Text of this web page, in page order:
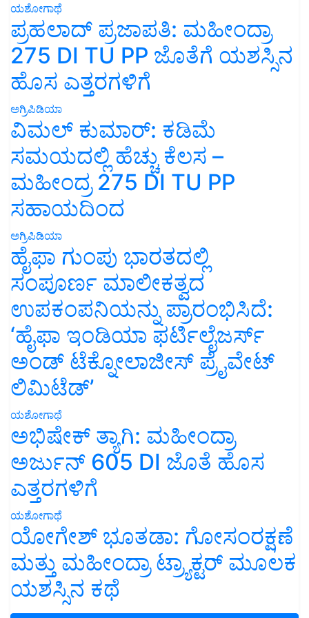
ಯಶೋಗಾಥೆ
ಪ್ರಹಲಾದ್ ಪ್ರಜಾಪತಿ: ಮಹೀಂದ್ರಾ
275 DI TU PP ಜೊತೆಗೆ ಯಶಸ್ಸಿನ
ಹೊಸ ಎತ್ತರಗಳಿಗೆ
ಅಗ್ರಿಪಿಡಿಯಾ
ವಿಮಲ್ ಕುಮಾರ್: ಕಡಿಮೆ
ಸಮಯದಲ್ಲಿ ಹೆಚ್ಚು ಕೆಲಸ –
ಮಹೀಂದ್ರ 275 DI TU PP
ಸಹಾಯದಿಂದ
ಅಗ್ರಿಪಿಡಿಯಾ
ಹೈಫಾ ಗುಂಪು ಭಾರತದಲ್ಲಿ
ಸಂಪೂರ್ಣ ಮಾಲೀಕತ್ವದ
ಉಪಕಂಪನಿಯನ್ನು ಪ್ರಾರಂಭಿಸಿದೆ:
‘ಹೈಫಾ ಇಂಡಿಯಾ ಫರ್ಟಿಲೈಜರ್ಸ್
ಅಂಡ್ ಟೆಕ್ನೋಲಾಜೀಸ್ ಪ್ರೈವೇಟ್
ಲಿಮಿಟೆಡ್’
ಯಶೋಗಾಥೆ
ಅಭಿಷೇಕ್ ತ್ಯಾಗಿ: ಮಹೀಂದ್ರಾ
ಅರ್ಜುನ್ 605 DI ಜೊತೆ ಹೊಸ
ಎತ್ತರಗಳಿಗೆ
ಯಶೋಗಾಥೆ
ಯೋಗೇಶ್ ಭೂತಡಾ: ಗೋಸಂರಕ್ಷಣೆ
ಮತ್ತು ಮಹೀಂದ್ರಾ ಟ್ರ್ಯಾಕ್ಟರ್ ಮೂಲಕ
ಯಶಸ್ಸಿನ ಕಥೆ